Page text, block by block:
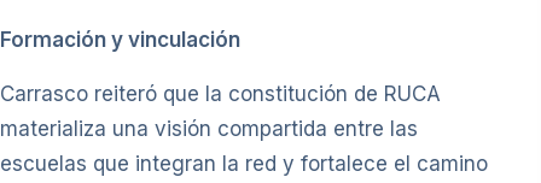
Formación y vinculación
Carrasco reiteró que la constitución de RUCA
materializa una visión compartida entre las
escuelas que integran la red y fortalece el camino